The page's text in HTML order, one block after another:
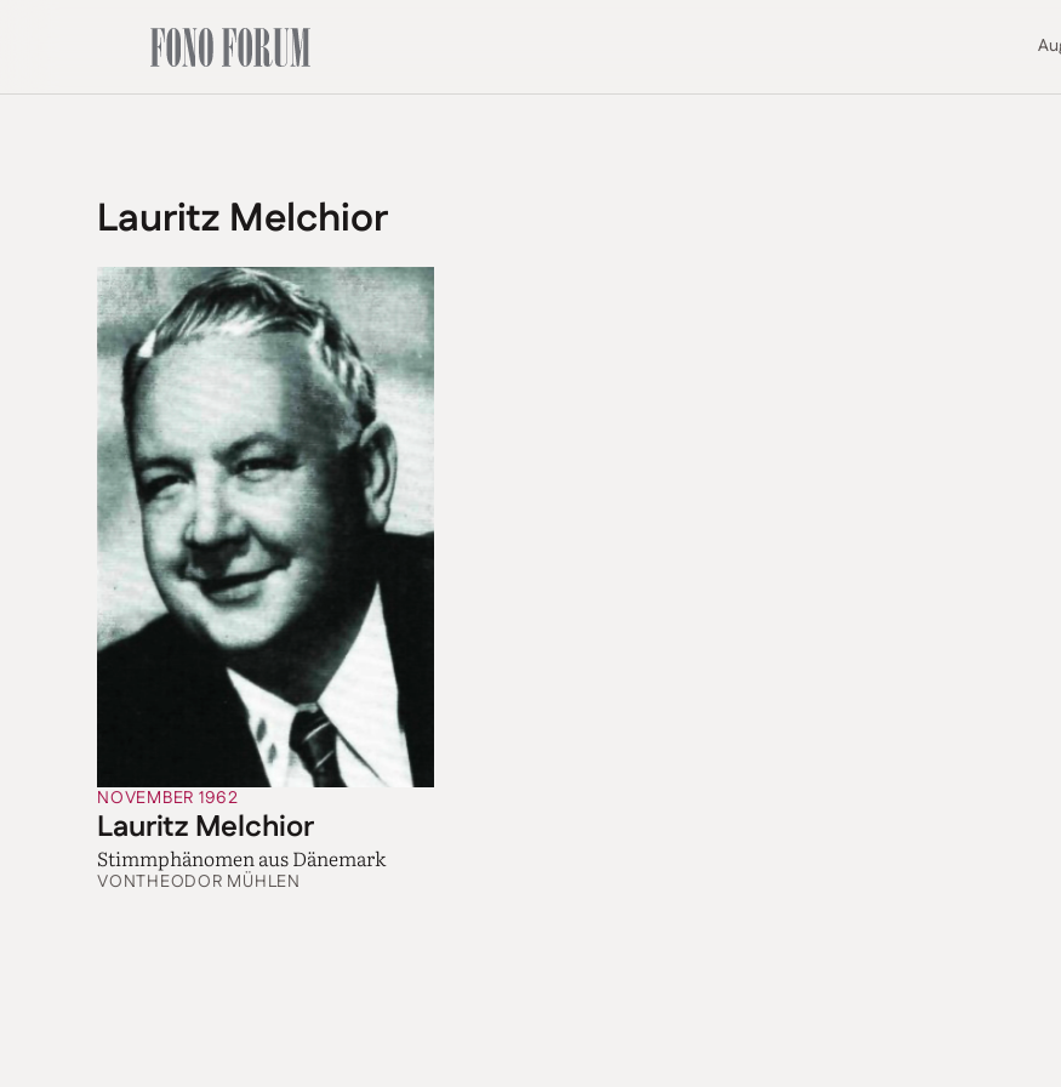
Lauritz Melchior
NOVEMBER 1962
Lauritz Melchior
Stimmphänomen aus Dänemark
VONTHEODOR MÜHLEN